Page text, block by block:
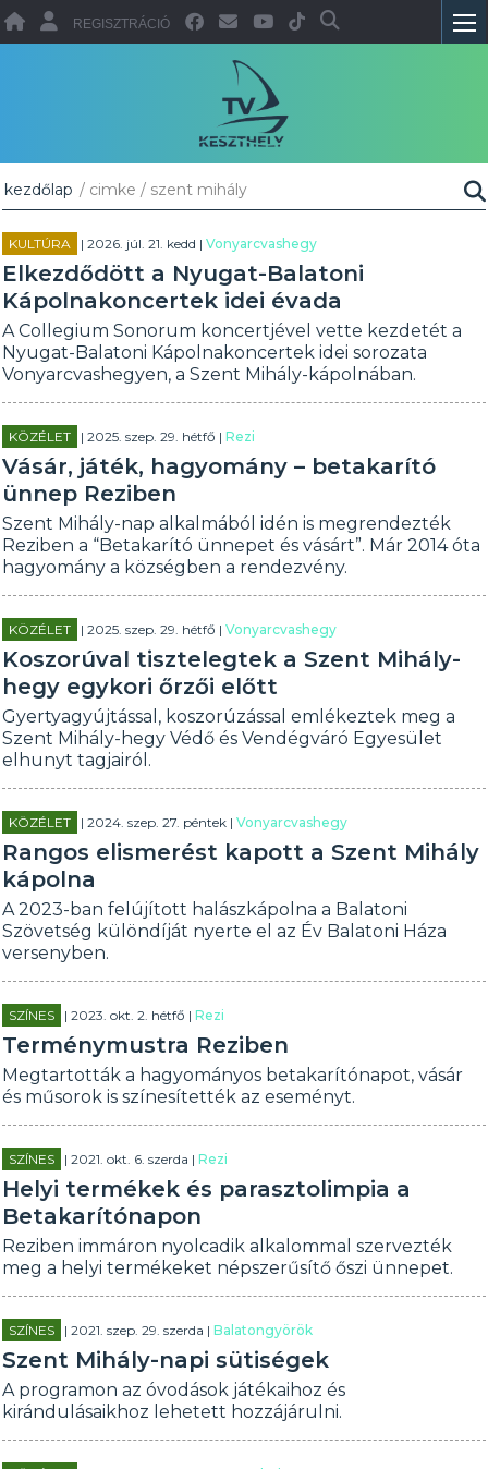
REGISZTRÁCIÓ
kezdőlap / cimke / szent mihály
KULTÚRA | 2026. júl. 21. kedd |Vonyarcvashegy
Elkezdődött a Nyugat-Balatoni
Kápolnakoncertek idei évada
A Collegium Sonorum koncertjével vette kezdetét a
Nyugat-Balatoni Kápolnakoncertek idei sorozata
Vonyarcvashegyen, a Szent Mihály-kápolnában.
KÖZÉLET | 2025. szep. 29. hétfő |Rezi
Vásár, játék, hagyomány – betakarító
ünnep Reziben
Szent Mihály-nap alkalmából idén is megrendezték
Reziben a “Betakarító ünnepet és vásárt”. Már 2014 óta
hagyomány a községben a rendezvény.
KÖZÉLET | 2025. szep. 29. hétfő |Vonyarcvashegy
Koszorúval tisztelegtek a Szent Mihály-
hegy egykori őrzői előtt
Gyertyagyújtással, koszorúzással emlékeztek meg a
Szent Mihály-hegy Védő és Vendégváró Egyesület
elhunyt tagjairól.
KÖZÉLET | 2024. szep. 27. péntek |Vonyarcvashegy
Rangos elismerést kapott a Szent Mihály
kápolna
A 2023-ban felújított halászkápolna a Balatoni
Szövetség különdíját nyerte el az Év Balatoni Háza
versenyben.
SZÍNES | 2023. okt. 2. hétfő |Rezi
Terménymustra Reziben
Megtartották a hagyományos betakarítónapot, vásár
és műsorok is színesítették az eseményt.
SZÍNES | 2021. okt. 6. szerda |Rezi
Helyi termékek és parasztolimpia a
Betakarítónapon
Reziben immáron nyolcadik alkalommal szervezték
meg a helyi termékeket népszerűsítő őszi ünnepet.
SZÍNES | 2021. szep. 29. szerda |Balatongyörök
Szent Mihály-napi sütiségek
A programon az óvodások játékaihoz és
kirándulásaikhoz lehetett hozzájárulni.